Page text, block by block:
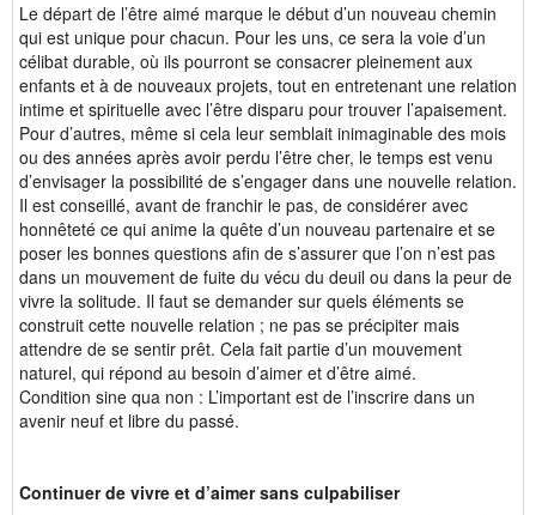
Le départ de l’être aimé marque le début d’un nouveau chemin
qui est unique pour chacun. Pour les uns, ce sera la voie d’un
célibat durable, où ils pourront se consacrer pleinement aux
enfants et à de nouveaux projets, tout en entretenant une relation
intime et spirituelle avec l’être disparu pour trouver l’apaisement.
Pour d’autres, même si cela leur semblait inimaginable des mois
ou des années après avoir perdu l’être cher, le temps est venu
d’envisager la possibilité de s’engager dans une nouvelle relation.
Il est conseillé, avant de franchir le pas, de considérer avec
honnêteté ce qui anime la quête d’un nouveau partenaire et se
poser les bonnes questions afin de s’assurer que l’on n’est pas
dans un mouvement de fuite du vécu du deuil ou dans la peur de
vivre la solitude. Il faut se demander sur quels éléments se
construit cette nouvelle relation ; ne pas se précipiter mais
attendre de se sentir prêt. Cela fait partie d’un mouvement
naturel, qui répond au besoin d’aimer et d’être aimé.
Condition sine qua non : L’important est de l’inscrire dans un
avenir neuf et libre du passé.
Continuer de vivre et d’aimer sans culpabiliser